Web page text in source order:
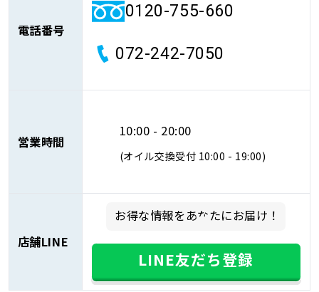
電話番号
0120-755-660
072-242-7050
営業時間
10:00 - 20:00
(オイル交換受付 10:00 - 19:00)
店舗LINE
お得な情報をあなたにお届け！
LINE友だち登録